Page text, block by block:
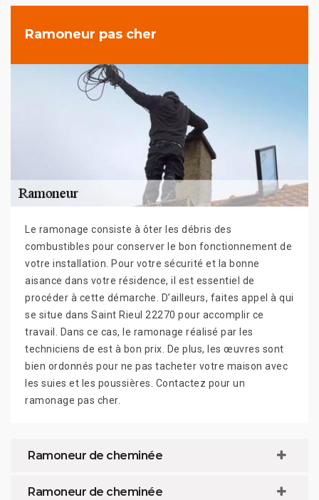
Ramoneur pas cher
Le ramonage consiste à ôter les débris des
combustibles pour conserver le bon fonctionnement de
votre installation. Pour votre sécurité et la bonne
aisance dans votre résidence, il est essentiel de
procéder à cette démarche. D’ailleurs, faites appel à qui
se situe dans Saint Rieul 22270 pour accomplir ce
travail. Dans ce cas, le ramonage réalisé par les
techniciens de est à bon prix. De plus, les œuvres sont
bien ordonnés pour ne pas tacheter votre maison avec
les suies et les poussières. Contactez pour un
ramonage pas cher.
Ramoneur de cheminée
Ramoneur de cheminée